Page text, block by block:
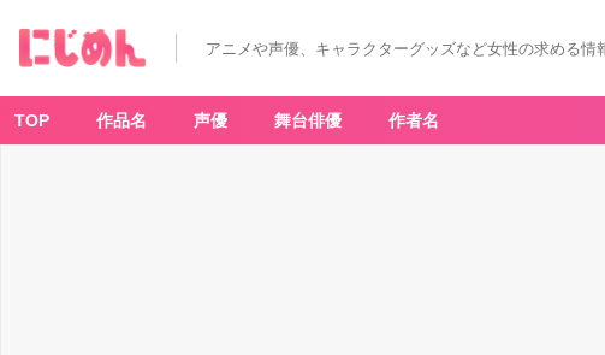
アニメや声優、キャラクターグッズなど女性の求める情
TOP 作品名 声優 舞台俳優 作者名